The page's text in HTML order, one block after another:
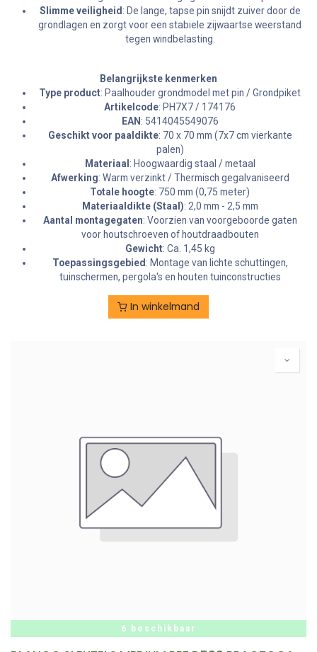
Slimme veiligheid : De lange, tapse pin snijdt zuiver door de
grondlagen en zorgt voor een stabiele zijwaartse weerstand
tegen windbelasting.
Belangrijkste kenmerken
Type product: Paalhouder grondmodel met pin / Grondpiket
Artikelcode: PH7X7 / 174176
EAN : 5414045549076
Geschikt voor paaldikte: 70 x 70 mm (7x7 cm vierkante
palen)
Materiaal : Hoogwaardig staal / metaal
Afwerking: Warm verzinkt / Thermisch gegalvaniseerd
Totale hoogte: 750 mm (0,75 meter)
Materiaaldikte (Staal): 2,0 mm - 2,5 mm
Aantal montagegaten: Voorzien van voorgeboorde gaten
voor houtschroeven of houtdraadbouten
Gewicht: Ca. 1,45 kg
Toepassingsgebied : Montage van lichte schuttingen,
tuinschermen, pergola's en houten tuinconstructies
In winkelmand
6 beschikbaar